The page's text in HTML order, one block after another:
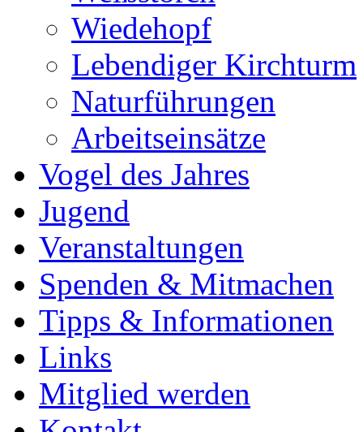
Wiedehopf
Lebendiger Kirchturm
Naturführungen
Arbeitseinsätze
Vogel des Jahres
Jugend
Veranstaltungen
Spenden & Mitmachen
Tipps & Informationen
Links
Mitglied werden